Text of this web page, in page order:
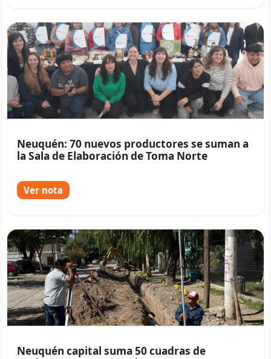
Neuquén: 70 nuevos productores se suman a
la Sala de Elaboración de Toma Norte
Ver nota
Neuquén capital suma 50 cuadras de